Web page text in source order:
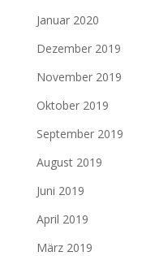
Januar 2020
Dezember 2019
November 2019
Oktober 2019
September 2019
August 2019
Juni 2019
April 2019
März 2019